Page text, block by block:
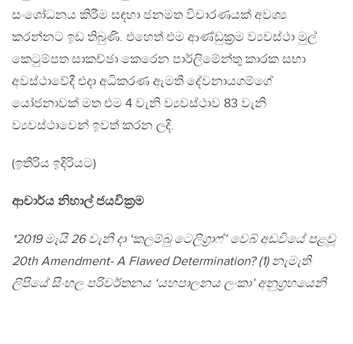
සංශෝධනය කිරීම සඳහා ජනමත විචාරණයක් අවශ්‍ය
කරන්නට ඉඩ තිබුණි. එහෙත් එම ආණ්ඩුක‍්‍රම ව්‍යවස්ථා මුල්
කෙටුම්පත සාකච්ඡා කෙරෙන පාර්ලිමේන්තු කාරක සභා
අවස්ථාවේදී එදා අධිකරණ ඇමති දේවනායගම්ගේ
යෝජනාවක් මත එම 4 වැනි ව්‍යවස්ථාව 83 වැනි
ව්‍යවස්ථාවෙන් ඉවත් කරන ලදි.
(ඉතිරිය ඉදිරියට)
ආචාර්ය නිහාල් ජයවික‍්‍රම
*2019 මැයි 26 වැනි දා ‘කලම්බු ටෙලිග‍්‍රාෆ්’ වෙබ් අඩවියේ පළවූ
20th Amendment- A Flawed Determination? (1) නැමැති
ලිපියේ සිංහල පරිවර්තනය ‘යහපාලනය ලංකා’ අනුග‍්‍රහයෙනි